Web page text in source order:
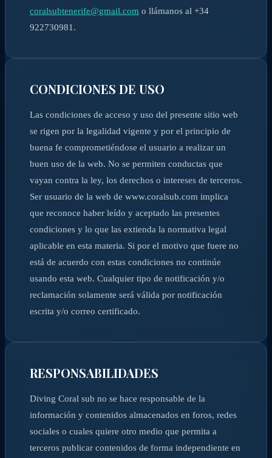
coralsubtenerife@gmail.com o llámanos al +34
922730981.
CONDICIONES DE USO
Las condiciones de acceso y uso del presente sitio web
se rigen por la legalidad vigente y por el principio de
buena fe comprometiéndose el usuario a realizar un
buen uso de la web. No se permiten conductas que
vayan contra la ley, los derechos o intereses de terceros.
Ser usuario de la web de www.coralsub.com implica
que reconoce haber leído y aceptado las presentes
condiciones y lo que las extienda la normativa legal
aplicable en esta materia. Si por el motivo que fuere no
está de acuerdo con estas condiciones no continúe
usando esta web. Cualquier tipo de notificación y/o
reclamación solamente será válida por notificación
escrita y/o correo certificado.
RESPONSABILIDADES
Diving Coral sub no se hace responsable de la
información y contenidos almacenados en foros, redes
sociales o cuales quiere otro medio que permita a
terceros publicar contenidos de forma independiente en